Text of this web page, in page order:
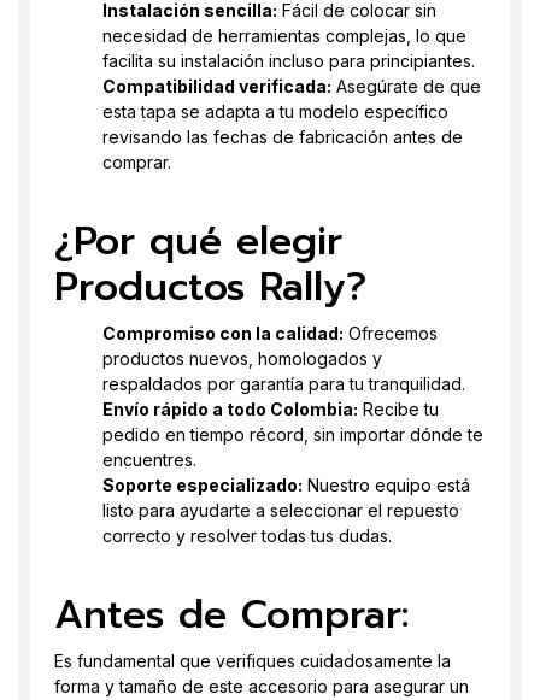
Instalación sencilla: Fácil de colocar sin
necesidad de herramientas complejas, lo que
facilita su instalación incluso para principiantes.
Compatibilidad verificada: Asegúrate de que
esta tapa se adapta a tu modelo específico
revisando las fechas de fabricación antes de
comprar.
¿Por qué elegir
Productos Rally?
Compromiso con la calidad: Ofrecemos
productos nuevos, homologados y
respaldados por garantía para tu tranquilidad.
Envío rápido a todo Colombia: Recibe tu
pedido en tiempo récord, sin importar dónde te
encuentres.
Soporte especializado: Nuestro equipo está
listo para ayudarte a seleccionar el repuesto
correcto y resolver todas tus dudas.
Antes de Comprar:
Es fundamental que verifiques cuidadosamente la
forma y tamaño de este accesorio para asegurar un